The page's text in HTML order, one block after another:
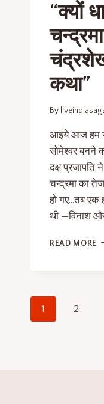
“क्यों
कथा”
By
आइये आज हम
सोमेश्वर बनने
दक्ष प्रजापति
चन्द्रमा का
हो गए…तब एक
थी —विनाश
READ MORE
1 2